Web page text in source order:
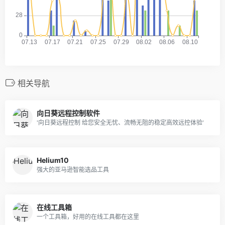
相关导航
向日葵远程控制软件
'向日葵远程控制 给您安全无忧、流畅无阻的稳定高效远控体验'
Helium10
强大的亚马逊智能选品工具
在线工具箱
一个工具箱，好用的在线工具都在这里